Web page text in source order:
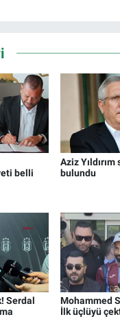
belli
Aziz
bulundu
Serdal
Mohammed
İlk üçlüyü